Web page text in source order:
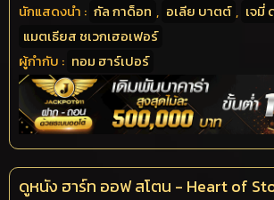
นักแสดงนำ : กัล กาด็อท , อเลีย บาตต์ , เจมี่
แมตเธียส ชเวกเฮอเฟอร์
ผู้กำกับ : ทอม ฮาร์เปอร์
ดูหนัง ฮาร์ท ออฟ สโตน - Heart of